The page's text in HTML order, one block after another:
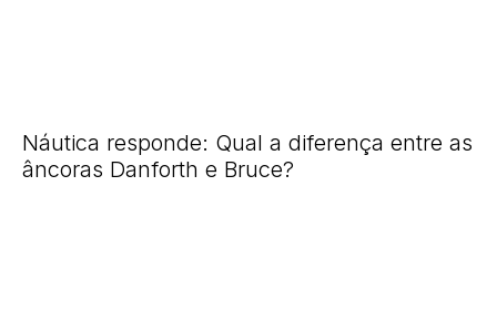
Náutica responde: Qual a diferença entre as
âncoras Danforth e Bruce?